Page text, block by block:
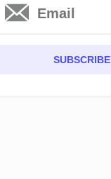
SUBSCRIBE